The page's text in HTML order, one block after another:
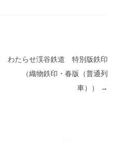
わたらせ渓谷鉄道 特別版鉄印
（織物鉄印・春版（普通列
車））
→